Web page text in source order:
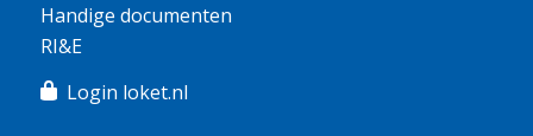
Handige documenten
RI&E
Login loket.nl